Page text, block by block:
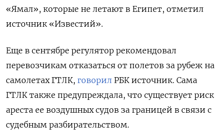
«Ямал», которые не летают в Египет, отметил
источник «Известий».
Еще в сентябре регулятор рекомендовал
перевозчикам отказаться от полетов за рубеж на
самолетах ГТЛК, говорил РБК источник. Сама
ГТЛК также предупреждала, что существует риск
ареста ее воздушных судов за границей в связи с
судебным разбирательством.